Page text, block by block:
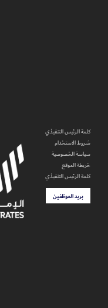
كلمة الرئيس التنفيذي
شروط الاستخدام
سياسة الخصوصية
خريطة الموقع
كلمة الرئيس التنفيذي
بريد الموظفين